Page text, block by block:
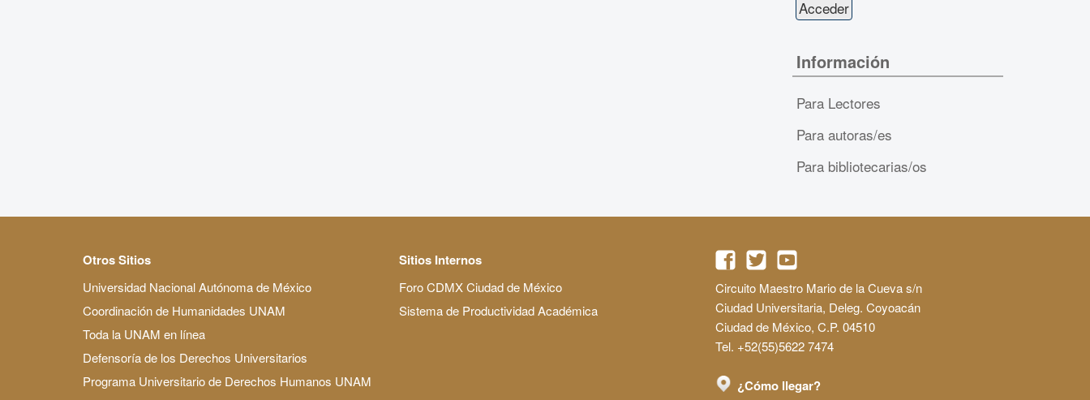
Información
Para Lectores
Para autoras/es
Para bibliotecarias/os
Otros Sitios
Universidad Nacional Autónoma de México
Coordinación de Humanidades UNAM
Toda la UNAM en línea
Defensoría de los Derechos Universitarios
Programa Universitario de Derechos Humanos UNAM
Sitios Internos
Foro CDMX Ciudad de México
Sistema de Productividad Académica
Circuito Maestro Mario de la Cueva s/n
Ciudad Universitaria, Deleg. Coyoacán
Ciudad de México, C.P. 04510
Tel. +52(55)5622 7474
¿Cómo llegar?